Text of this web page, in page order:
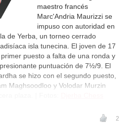
maestro francés
Marc'Andria Maurizzi se
impuso con autoridad en
de Yerba, un torneo cerrado
isla tunecina. El joven de 17
puesto a falta de una ronda y
puntuación de 7½/9. El
se hizo con el segundo puesto,
Maghsoodloo y Volodar Murzin
2